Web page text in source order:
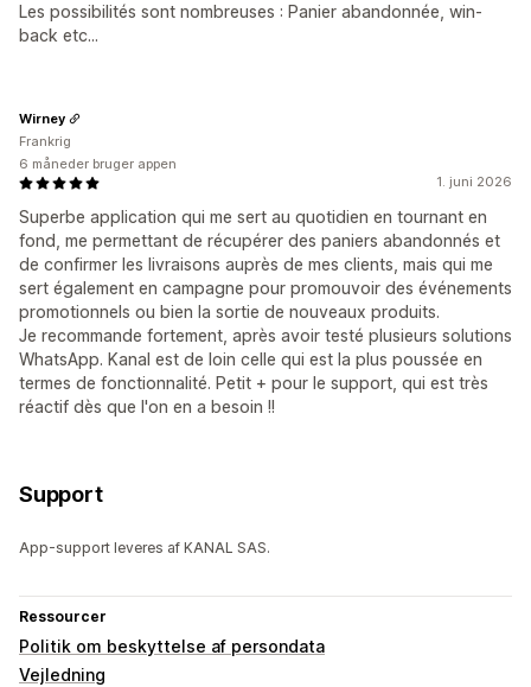
Les possibilités sont nombreuses : Panier abandonnée, win-
back etc...
1. juni 2026
Superbe application qui me sert au quotidien en tournant en
fond, me permettant de récupérer des paniers abandonnés et
de confirmer les livraisons auprès de mes clients, mais qui me
sert également en campagne pour promouvoir des événements
promotionnels ou bien la sortie de nouveaux produits.
Je recommande fortement, après avoir testé plusieurs solutions
WhatsApp. Kanal est de loin celle qui est la plus poussée en
termes de fonctionnalité. Petit + pour le support, qui est très
réactif dès que l'on en a besoin !!
Wirney
Frankrig
6 måneder bruger appen
Support
App-support leveres af KANAL SAS.
Ressourcer
Politik om beskyttelse af persondata
Vejledning